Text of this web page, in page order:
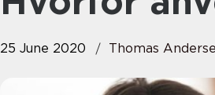
25 June 2020 Thomas